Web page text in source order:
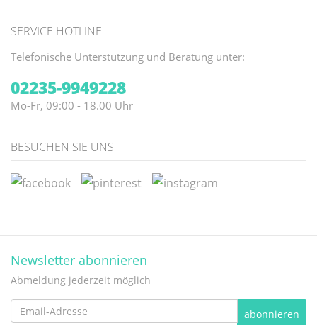
SERVICE HOTLINE
Telefonische Unterstützung und Beratung unter:
02235-9949228
Mo-Fr, 09:00 - 18.00 Uhr
BESUCHEN SIE UNS
Newsletter abonnieren
Abmeldung jederzeit möglich
Email-
abonnieren